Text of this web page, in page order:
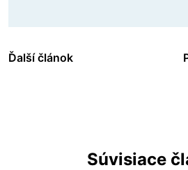
Ďalší článok
Súvisiace